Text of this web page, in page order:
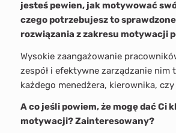
jesteś pewien, jak motywować
czego potrzebujesz to
rozwiązania z zakresu motywacji
Wysokie zaangażowanie
zespół i efektywne zarządzanie nim
każdego menedżera, kierownika,
A co jeśli powiem, że mogę dać Ci
motywacji? Zainteresowany?